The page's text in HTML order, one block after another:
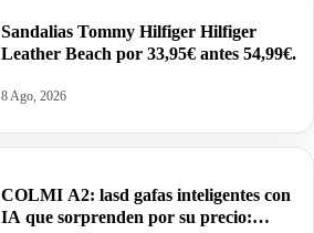
Sandalias Tommy Hilfiger Hilfiger
Leather Beach por 33,95€ antes 54,99€.
8 Ago, 2026
COLMI A2: lasd gafas inteligentes con
IA que sorprenden por su precio: